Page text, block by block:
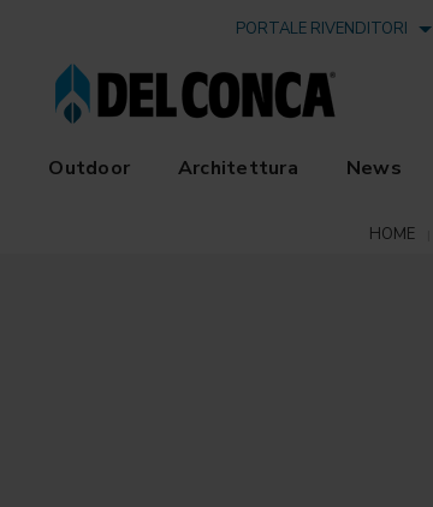
PORTALE RIVENDITORI
Outdoor Architettura News
HOME